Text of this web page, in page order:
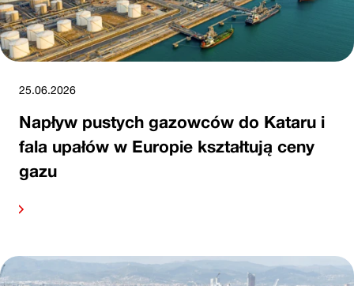
25.06.2026
Napływ pustych gazowców do Kataru i
fala upałów w Europie kształtują ceny
gazu